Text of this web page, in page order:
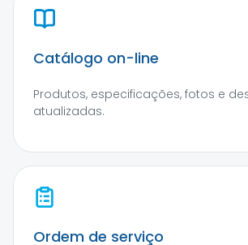
Catálogo on-line
Produtos, especificações, fotos e
atualizadas.
Ordem de serviço